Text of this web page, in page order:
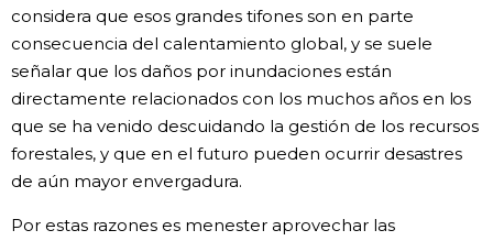
considera que esos grandes tifones son en parte
consecuencia del calentamiento global, y se suele
señalar que los daños por inundaciones están
directamente relacionados con los muchos años en los
que se ha venido descuidando la gestión de los recursos
forestales, y que en el futuro pueden ocurrir desastres
de aún mayor envergadura.
Por estas razones es menester aprovechar las